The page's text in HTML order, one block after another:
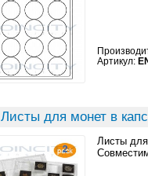
Артикул:
Листы для монет в
Листы